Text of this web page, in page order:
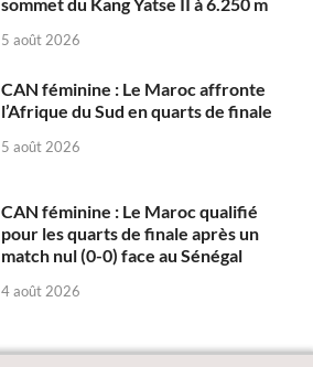
sommet du Kang Yatse II à 6.250 m
5 août 2026
CAN féminine : Le Maroc affronte
l’Afrique du Sud en quarts de finale
5 août 2026
CAN féminine : Le Maroc qualifié
pour les quarts de finale après un
match nul (0-0) face au Sénégal
4 août 2026